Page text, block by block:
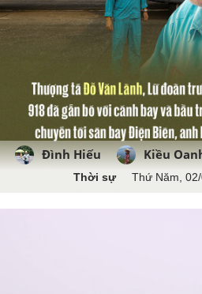
Đình Hiếu Kiều
Thời sự Thứ Năm,